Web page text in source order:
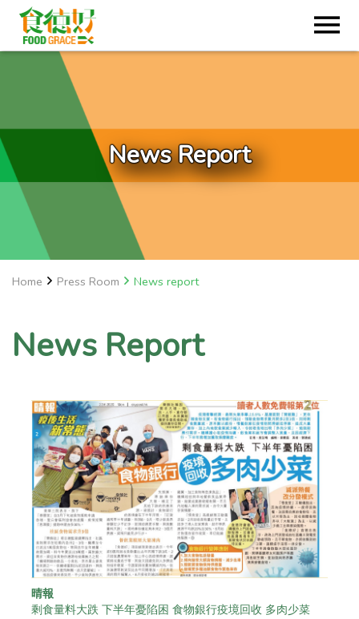
News Report
Home Press Room News report
News Report
晴報
剩食量料大跌 下半年憂陷困 食物銀行疫境回收 多肉少菜